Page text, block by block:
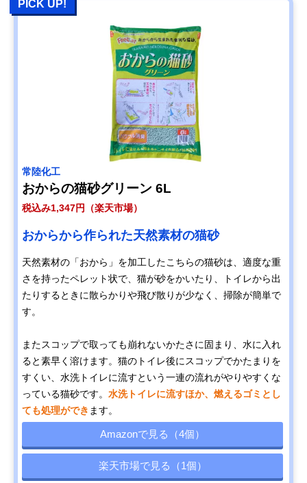
PICK UP!
常陸化工
おからの猫砂グリーン 6L
税込み1,347円（楽天市場）
おからから作られた天然素材の猫砂
天然素材の「おから」を加工したこちらの猫砂は、適度な重
さを持ったペレット状で、猫が砂をかいたり、トイレから出
たりするときに散らかりや飛び散りが少なく、掃除が簡単で
す。
またスコップで取っても崩れないかたさに固まり、水に入れ
ると素早く溶けます。猫のトイレ後にスコップでかたまりを
すくい、水洗トイレに流すという一連の流れがやりやすくな
っている猫砂です。 水洗トイレに流すほか、燃えるゴミとし
ても処理ができ ます。
Amazonで見る（4個）
楽天市場で見る（1個）